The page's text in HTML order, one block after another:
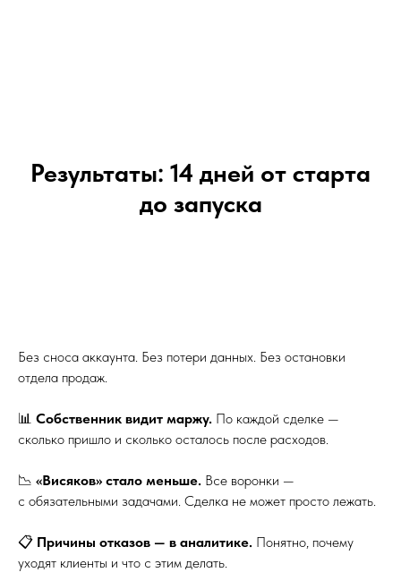
Результаты: 14 дней от старта
до запуска
Без сноса аккаунта. Без потери данных. Без остановки
отдела продаж.
📊 Собственник видит маржу. По каждой сделке —
сколько пришло и сколько осталось после расходов.
📉 «Висяков» стало меньше. Все воронки —
с обязательными задачами. Сделка не может просто лежать.
📋 Причины отказов — в аналитике. Понятно, почему
уходят клиенты и что с этим делать.